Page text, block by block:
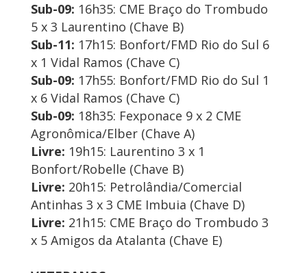
Sub-09: 16h35: CME Braço do Trombudo
5 x 3 Laurentino (Chave B)
Sub-11: 17h15: Bonfort/FMD Rio do Sul 6
x 1 Vidal Ramos (Chave C)
Sub-09: 17h55: Bonfort/FMD Rio do Sul 1
x 6 Vidal Ramos (Chave C)
Sub-09: 18h35: Fexponace 9 x 2 CME
Agronômica/Elber (Chave A)
Livre: 19h15: Laurentino 3 x 1
Bonfort/Robelle (Chave B)
Livre: 20h15: Petrolândia/Comercial
Antinhas 3 x 3 CME Imbuia (Chave D)
Livre: 21h15: CME Braço do Trombudo 3
x 5 Amigos da Atalanta (Chave E)